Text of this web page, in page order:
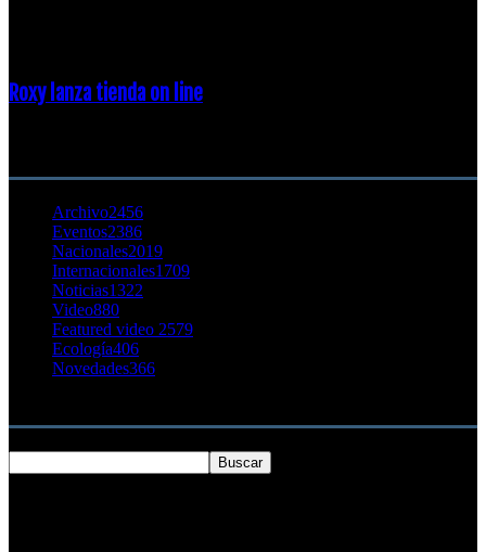
Roxy lanza tienda on line
Archivo2456
Eventos2386
Nacionales2019
Internacionales1709
Noticias1322
Video880
Featured video 2579
Ecología406
Novedades366